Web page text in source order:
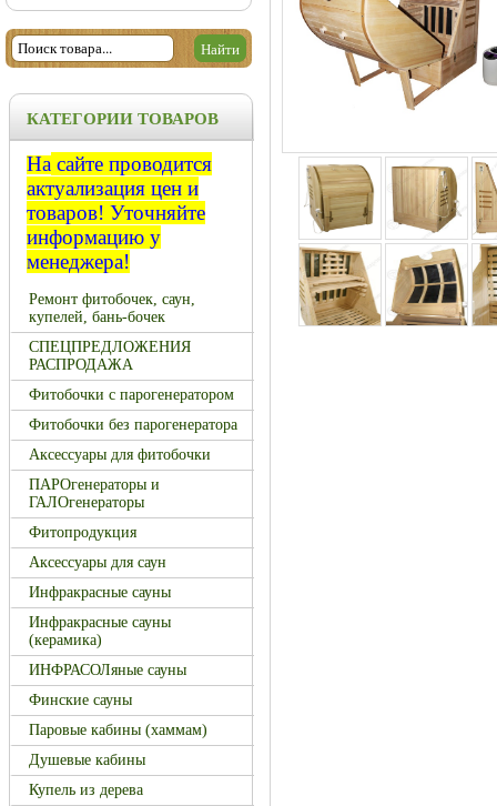
КАТЕГОРИИ ТОВАРОВ
На сайте проводится
актуализация цен и
товаров! Уточняйте
информацию у
менеджера!
Ремонт фитобочек, саун,
купелей, бань-бочек
СПЕЦПРЕДЛОЖЕНИЯ
РАСПРОДАЖА
Фитобочки с парогенератором
Фитобочки без парогенератора
Аксессуары для фитобочки
ПАРОгенераторы и
ГАЛОгенераторы
Фитопродукция
Аксессуары для саун
Инфракрасные сауны
Инфракрасные сауны
(керамика)
ИНФРАСОЛяные сауны
Финские сауны
Паровые кабины (хаммам)
Душевые кабины
Купель из дерева